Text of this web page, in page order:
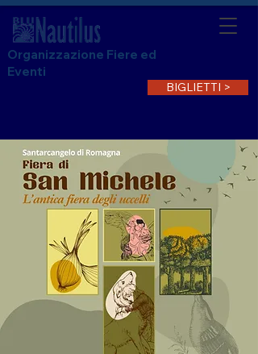
Organizzazione Fiere ed
Eventi
BIGLIETTI >